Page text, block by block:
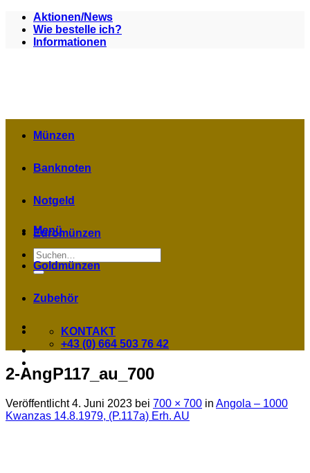
Zum
Inhalt
springen
Aktionen/News
Wie bestelle ich?
Informationen
Menü
Suchen
nach:
Münzen
Banknoten
Notgeld
Euromünzen
Goldmünzen
Zubehör
KONTAKT
+43 (0) 664 503 76 42
2-AngP117_au_700
Veröffentlicht4. Juni 2023 bei 700 × 700 in Angola – 1000
Kwanzas 14.8.1979, (P.117a) Erh. AU